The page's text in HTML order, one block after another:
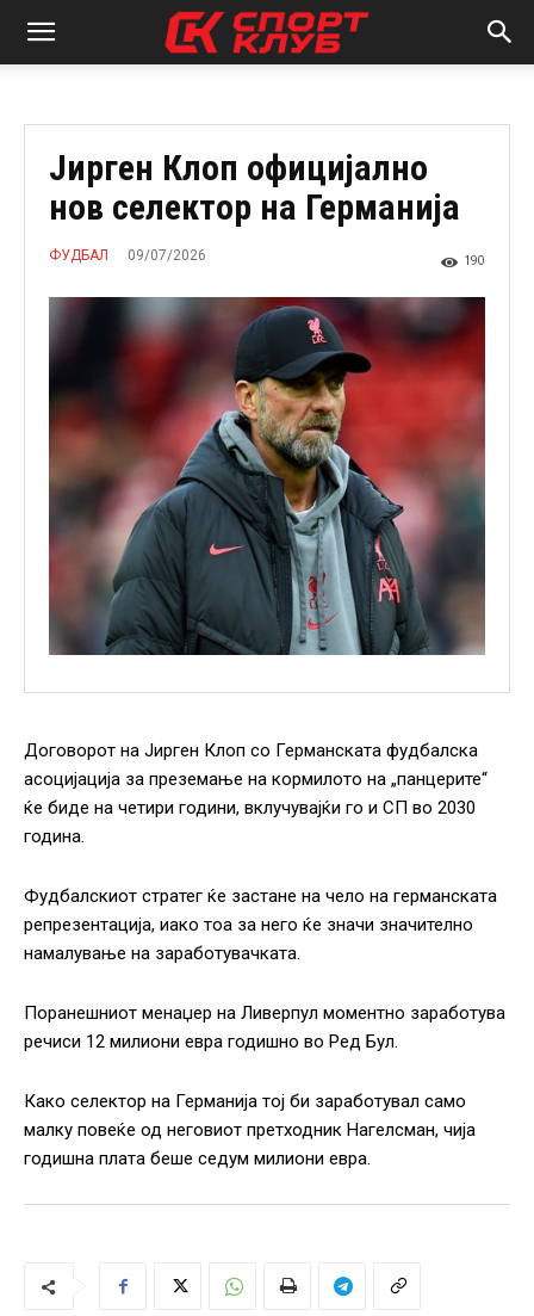
Јирген Клоп официјално
нов селектор на Германија
ФУДБАЛ 09/07/2026 190
Договорот на Јирген Клоп со Германската фудбалска
асоцијација за преземање на кормилото на „панцерите“
ќе биде на четири години, вклучувајќи го и СП во 2030
година.
Фудбалскиот стратег ќе застане на чело на германската
репрезентација, иако тоа за него ќе значи значително
намалување на заработувачката.
Поранешниот менаџер на Ливерпул моментно заработува
речиси 12 милиони евра годишно во Ред Бул.
Како селектор на Германија тој би заработувал само
малку повеќе од неговиот претходник Нагелсман, чија
годишна плата беше седум милиони евра.